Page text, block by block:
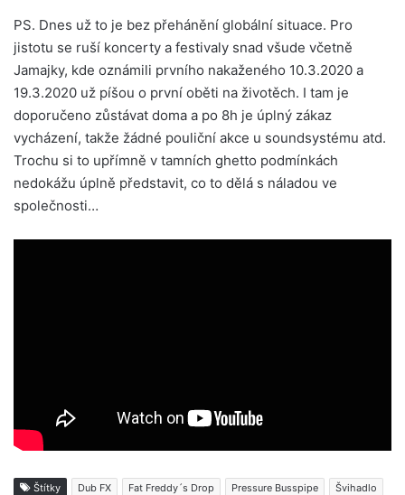
PS. Dnes už to je bez přehánění globální situace. Pro
jistotu se ruší koncerty a festivaly snad všude včetně
Jamajky, kde oznámili prvního nakaženého 10.3.2020 a
19.3.2020 už píšou o první oběti na životěch. I tam je
doporučeno zůstávat doma a po 8h je úplný zákaz
vycházení, takže žádné pouliční akce u soundsystému atd.
Trochu si to upřímně v tamních ghetto podmínkách
nedokážu úplně představit, co to dělá s náladou ve
společnosti…
Štítky Dub FX Fat Freddy´s Drop Pressure Busspipe
Švihadlo